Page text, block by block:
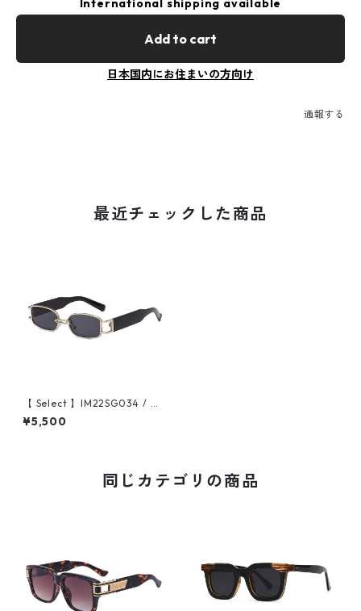
International shipping available
Add to cart
日本国内にお住まいの方向け
通報する
最近チェックした商品
【 Select 】IM22SG034 / Me
tal Combination Rectangle
Sunglasses (Silver/Smoke)
¥5,500
同じカテゴリの商品